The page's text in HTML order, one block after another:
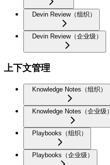
Devin Review（组织）
Devin Review（企业级）
上下文管理
Knowledge Notes（组织）
Knowledge Notes（企业级）
Playbooks（组织）
Playbooks（企业级）